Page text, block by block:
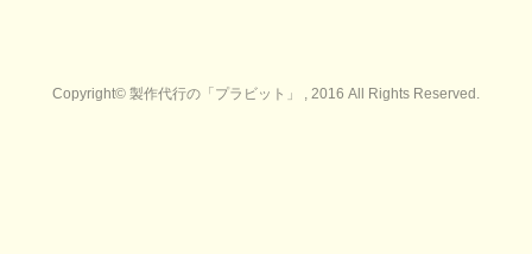
Copyright© 製作代行の「プラビット」 , 2016 All Rights Reserved.